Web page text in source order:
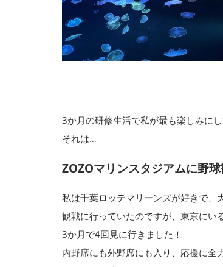
3か月の研修生活で私が最も楽しみにし
それは…
ZOZOマリンスタジアムに野
私は千葉ロッテマリーンズが好きで、
観戦に行っていたのですが、東京にい
3か月で4回見に行きました！
内野席にも外野席にも入り、応援に全